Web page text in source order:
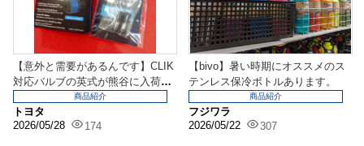
【意外と需要があるんです】CLIK
対応バルブの英式が熊谷に入荷！
『まずは少数入荷...
トヨタ
2026/05/28
174
商品紹介
【bivo】暑い時期にオススメのス
テンレス保冷ボトルあります。
フジワラ
2026/05/22
307
商品紹介